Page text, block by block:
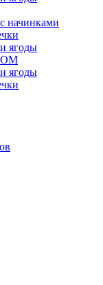
начинками
ягоды
ягоды